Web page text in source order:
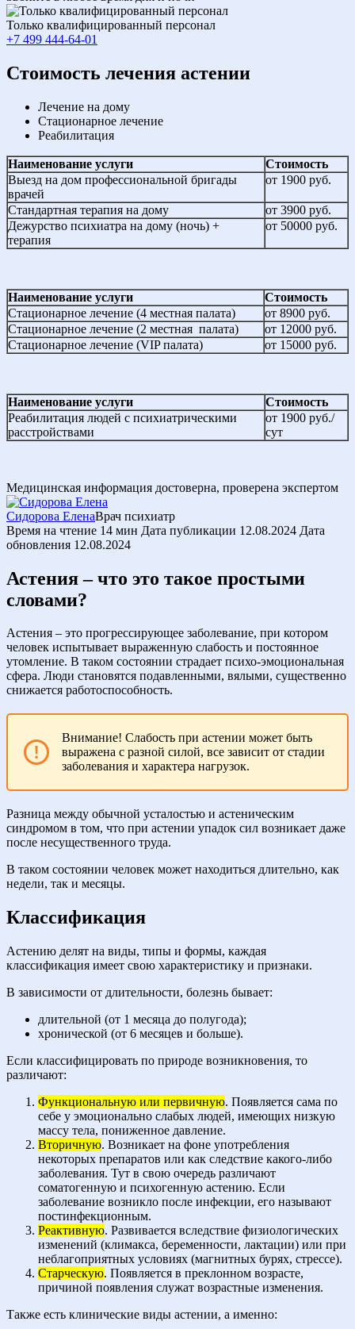
Только квалифицированный персонал
+7 499 444-64-01
Cтоимость лечения астении
Лечение на дому
Стационарное лечение
Реабилитация
Наименование услуги
Стоимость
Выезд на дом профессиональной бригады
врачей
от 1900 руб.
Стандартная терапия на дому
от 3900 руб.
Дежурство психиатра на дому (ночь) +
терапия
от 50000 руб.
Наименование услуги
Стоимость
Стационарное лечение (4 местная палата)
от 8900 руб.
Стационарное лечение (2 местная палата)
от 12000 руб.
Стационарное лечение (VIP палата)
от 15000 руб.
Наименование услуги
Стоимость
Реабилитация людей с психиатрическими
расстройствами
от 1900 руб./
сут
Медицинская информация достоверна, проверена экспертом
Сидорова ЕленаВрач психиатр
Время на чтение 14 мин Дата публикации 12.08.2024 Дата
обновления 12.08.2024
Астения – что это такое простыми
словами?
Астения – это прогрессирующее заболевание, при котором
человек испытывает выраженную слабость и постоянное
утомление. В таком состоянии страдает психо-эмоциональная
сфера. Люди становятся подавленными, вялыми, существенно
снижается работоспособность.
Внимание! Слабость при астении может быть
выражена с разной силой, все зависит от стадии
заболевания и характера нагрузок.
Разница между обычной усталостью и астеническим
синдромом в том, что при астении упадок сил возникает даже
после несущественного труда.
В таком состоянии человек может находиться длительно, как
недели, так и месяцы.
Классификация
Астению делят на виды, типы и формы, каждая
классификация имеет свою характеристику и признаки.
В зависимости от длительности, болезнь бывает:
длительной (от 1 месяца до полугода);
хронической (от 6 месяцев и больше).
Если классифицировать по природе возникновения, то
различают:
Функциональную или первичную. Появляется сама по
себе у эмоционально слабых людей, имеющих низкую
массу тела, пониженное давление.
Вторичную. Возникает на фоне употребления
некоторых препаратов или как следствие какого-либо
заболевания. Тут в свою очередь различают
соматогенную и психогенную астению. Если
заболевание возникло после инфекции, его называют
постинфекционным.
Реактивную. Развивается вследствие физиологических
изменений (климакса, беременности, лактации) или при
неблагоприятных условиях (магнитных бурях, стрессе).
Старческую. Появляется в преклонном возрасте,
причиной появления служат возрастные изменения.
Также есть клинические виды астении, а именно: